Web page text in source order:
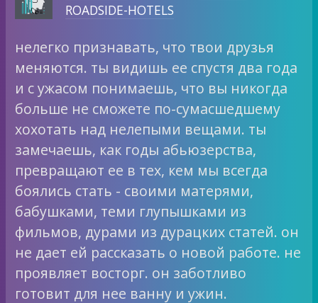
ROADSIDE-HOTELS
нелегко признавать, что твои друзья
меняются. ты видишь ее спустя два года
и с ужасом понимаешь, что вы никогда
больше не сможете по-сумасшедшему
хохотать над нелепыми вещами. ты
замечаешь, как годы абьюзерства,
превращают ее в тех, кем мы всегда
боялись стать - своими матерями,
бабушками, теми глупышками из
фильмов, дурами из дурацких статей. он
не дает ей рассказать о новой работе. не
проявляет восторг. он заботливо
готовит для нее ванну и ужин.